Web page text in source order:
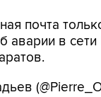
почта
аварии в